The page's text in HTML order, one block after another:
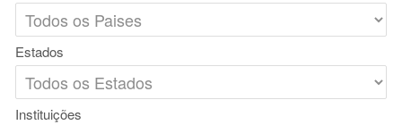
Estados
Instituições